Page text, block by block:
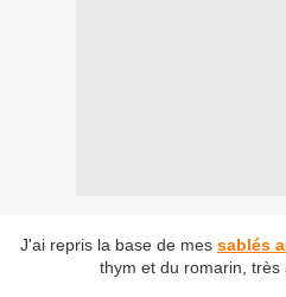
J'ai repris la base de mes sablés
thym et du romarin, très